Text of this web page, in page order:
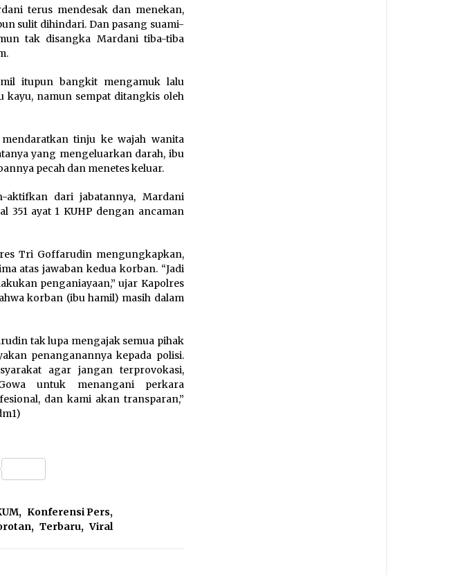
terus mendesak dan menekan,
sulit dihindari. Dan pasang suami-
tak disangka Mardani tiba-tiba
itupun bangkit mengamuk lalu
namun sempat ditangkis oleh
tinju ke wajah wanita
yang mengeluarkan darah, ibu
pecah dan menetes keluar.
aktifkan dari jabatannya, Mardani
351 ayat 1 KUHP dengan ancaman
Tri Goffarudin mengungkapkan,
atas jawaban kedua korban. “Jadi
penganiayaan,” ujar Kapolres
korban (ibu hamil) masih dalam
tak lupa mengajak semua pihak
penanganannya kepada polisi.
agar jangan terprovokasi,
untuk menangani perkara
dan kami akan transparan,”
Share
, Konferensi Pers,
, Terbaru, Viral